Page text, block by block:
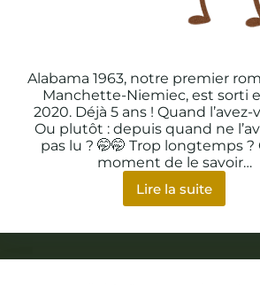
Alabama 1963, notre premier
Manchette-Niemiec, est sorti
2020. Déjà 5 ans ! Quand l’avez-
Ou plutôt : depuis quand ne
pas lu ? 🤭🤭 Trop longtemps ?
moment de le savoir…
Lire la suite
Quiz
êtes-
incollable